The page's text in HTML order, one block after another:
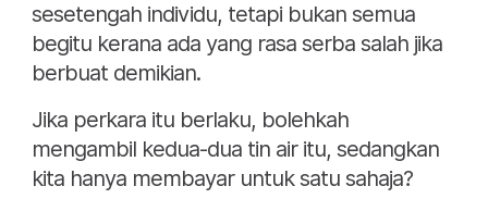
sesetengah individu, tetapi bukan semua
begitu kerana ada yang rasa serba salah jika
berbuat demikian.
Jika perkara itu berlaku, bolehkah
mengambil kedua-dua tin air itu, sedangkan
kita hanya membayar untuk satu sahaja?